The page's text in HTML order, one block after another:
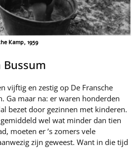
Kamp, 1959
Bussum
vijftig en zestig op De Fransche
Ga maar na: er waren honderden
bezet door gezinnen met kinderen.
wel wat minder dan tien
moeten er ’s zomers vele
zijn geweest. Want in die tijd